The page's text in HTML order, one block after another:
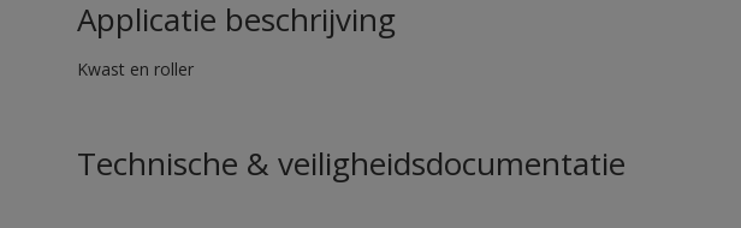
Applicatie beschrijving
Kwast en roller
Technische & veiligheidsdocumentatie